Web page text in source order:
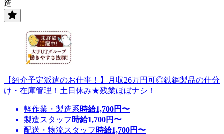
造
【紹介予定派遣のお仕事！】月収26万円可◎鉄鋼製品の仕分
け・在庫管理！土日休み★残業ほぼナシ！
軽作業・製造系時給1,700円〜
製造スタッフ 時給1,700円〜
配送・物流スタッフ 時給1,700円〜